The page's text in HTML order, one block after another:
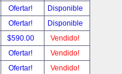
Ofertar!
Disponible
Ofertar!
Disponible
$590.00
Vendido!
Ofertar!
Vendido!
Ofertar!
Vendido!